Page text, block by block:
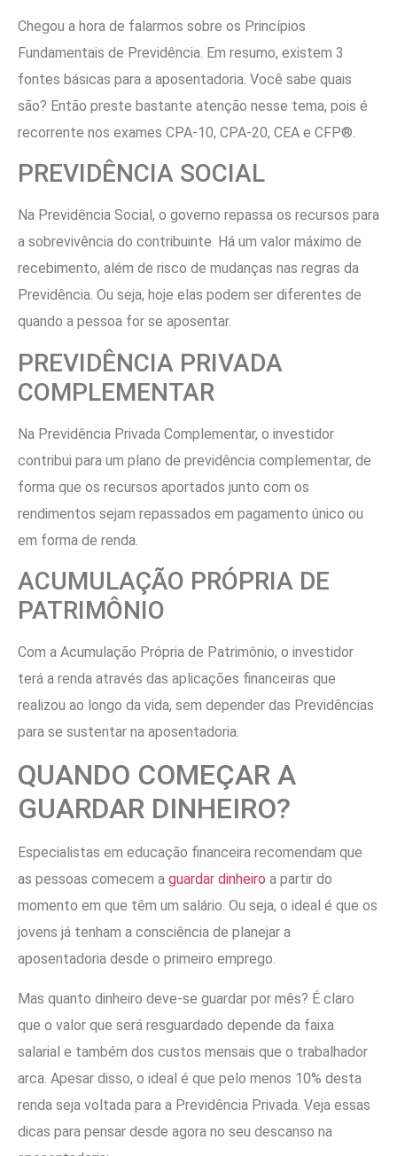
Chegou a hora de falarmos sobre os Princípios
Fundamentais de Previdência. Em resumo, existem 3
fontes básicas para a aposentadoria. Você sabe quais
são? Então preste bastante atenção nesse tema, pois é
recorrente nos exames CPA-10, CPA-20, CEA e CFP®.
PREVIDÊNCIA SOCIAL
Na Previdência Social, o governo repassa os recursos para
a sobrevivência do contribuinte. Há um valor máximo de
recebimento, além de risco de mudanças nas regras da
Previdência. Ou seja, hoje elas podem ser diferentes de
quando a pessoa for se aposentar.
PREVIDÊNCIA PRIVADA
COMPLEMENTAR
Na Previdência Privada Complementar, o investidor
contribui para um plano de previdência complementar, de
forma que os recursos aportados junto com os
rendimentos sejam repassados em pagamento único ou
em forma de renda.
ACUMULAÇÃO PRÓPRIA DE
PATRIMÔNIO
Com a Acumulação Própria de Patrimônio, o investidor
terá a renda através das aplicações financeiras que
realizou ao longo da vida, sem depender das Previdências
para se sustentar na aposentadoria.
QUANDO COMEÇAR A
GUARDAR DINHEIRO?
Especialistas em educação financeira recomendam que
as pessoas comecem a guardar dinheiro a partir do
momento em que têm um salário. Ou seja, o ideal é que os
jovens já tenham a consciência de planejar a
aposentadoria desde o primeiro emprego.
Mas quanto dinheiro deve-se guardar por mês? É claro
que o valor que será resguardado depende da faixa
salarial e também dos custos mensais que o trabalhador
arca. Apesar disso, o ideal é que pelo menos 10% desta
renda seja voltada para a Previdência Privada. Veja essas
dicas para pensar desde agora no seu descanso na